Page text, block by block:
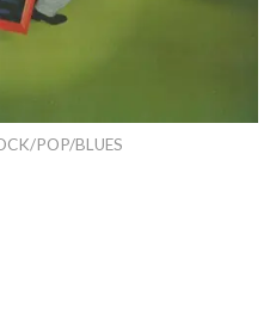
POP/BLUES